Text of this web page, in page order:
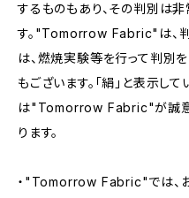
するものもあり、その判別は
す。"Tomorrow Fabric"は、
は、燃焼実験等を行って判別
もございます。「絹」と表示して
は"Tomorrow Fabric"が誠意
ります。
・"Tomorrow Fabric"では、